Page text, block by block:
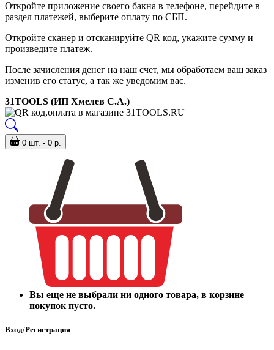
Откройте приложение своего бакна в телефоне, перейдите в
раздел платежей, выберите оплату по СБП.
Откройте сканер и отсканируйте QR код, укажите сумму и
произведите платеж.
После зачисления денег на наш счет, мы обработаем ваш заказ
изменив его статус, а так же уведомим вас.
31TOOLS (ИП Хмелев С.А.)
0 шт. - 0 р.
Вы еще не выбрали ни одного товара, в корзине
покупок пусто.
Вход/Регистрация